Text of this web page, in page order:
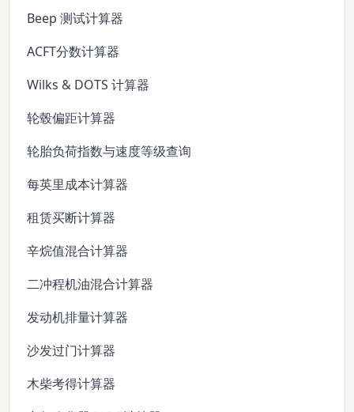
Beep 测试计算器
ACFT分数计算器
Wilks & DOTS 计算器
轮毂偏距计算器
轮胎负荷指数与速度等级查询
每英里成本计算器
租赁买断计算器
辛烷值混合计算器
二冲程机油混合计算器
发动机排量计算器
沙发过门计算器
木柴考得计算器